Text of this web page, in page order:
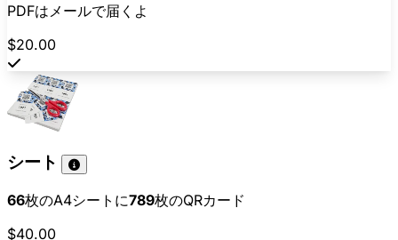
PDFはメールで届くよ
$20.00
シート
66枚のA4シートに789枚のQRカード
$40.00